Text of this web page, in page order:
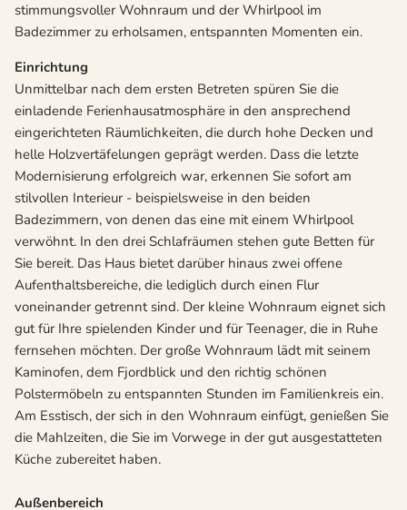
stimmungsvoller Wohnraum und der Whirlpool im
Badezimmer zu erholsamen, entspannten Momenten ein.
Einrichtung
Unmittelbar nach dem ersten Betreten spüren Sie die
einladende Ferienhausatmosphäre in den ansprechend
eingerichteten Räumlichkeiten, die durch hohe Decken und
helle Holzvertäfelungen geprägt werden. Dass die letzte
Modernisierung erfolgreich war, erkennen Sie sofort am
stilvollen Interieur - beispielsweise in den beiden
Badezimmern, von denen das eine mit einem Whirlpool
verwöhnt. In den drei Schlafräumen stehen gute Betten für
Sie bereit. Das Haus bietet darüber hinaus zwei offene
Aufenthaltsbereiche, die lediglich durch einen Flur
voneinander getrennt sind. Der kleine Wohnraum eignet sich
gut für Ihre spielenden Kinder und für Teenager, die in Ruhe
fernsehen möchten. Der große Wohnraum lädt mit seinem
Kaminofen, dem Fjordblick und den richtig schönen
Polstermöbeln zu entspannten Stunden im Familienkreis ein.
Am Esstisch, der sich in den Wohnraum einfügt, genießen Sie
die Mahlzeiten, die Sie im Vorwege in der gut ausgestatteten
Küche zubereitet haben.
Außenbereich